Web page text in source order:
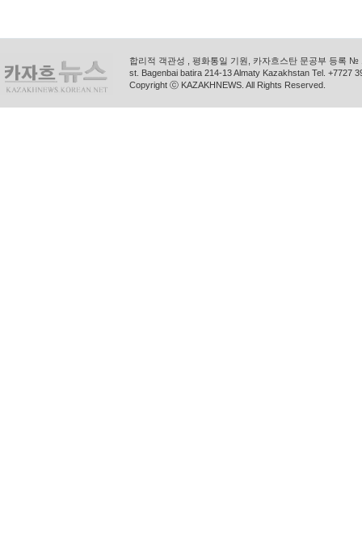
합리적 객관성 , 평화통일 기원, 카자흐스탄 문공부 등록
st. Bagenbai batira 214-13 Almaty Kazakhstan Tel. +7727
Copyright ⓒ KAZAKHNEWS. All Rights Reserved.